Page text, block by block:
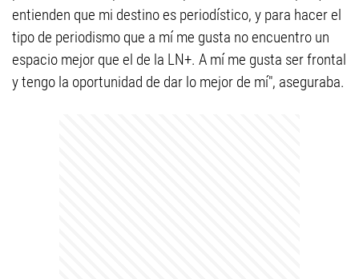
entienden que mi destino es periodístico, y para hacer el
tipo de periodismo que a mí me gusta no encuentro un
espacio mejor que el de la LN+. A mí me gusta ser frontal
y tengo la oportunidad de dar lo mejor de mí", aseguraba.